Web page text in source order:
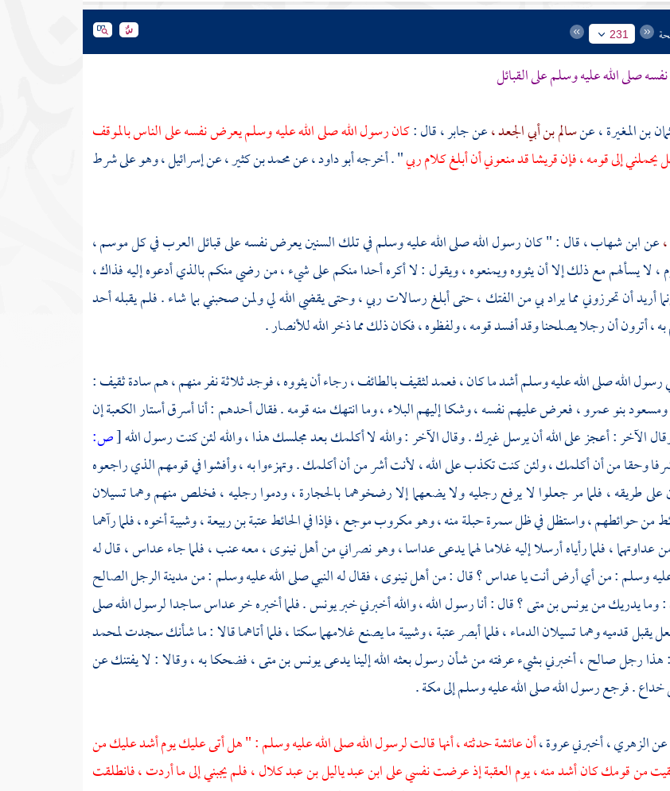
231
صلى الله عليه وسلم على القبائل
بن المغيرة ،عنسالم بن أبي الجعد ،عنجابر ،قال :كان رسول الله صلى الله عليه وسلم يعرض نفسه على الناس بالموقف
إلى قومه ، فإنقريشاقد منعوني أن أبلغ كلام ربي" . أخرجهأبو داود ،عنمحمد بن كثير ،عنإسرائيل ،وهو على شرط
عنابن شهاب ،قال : " كان رسول الله صلى الله عليه وسلم في تلك السنين يعرض نفسه على قبائل العرب في كل موسم ،
يسألهم مع ذلك إلا أن يئووه ويمنعوه ، ويقول : لا أكره أحدا منكم على شيء ، من رضي منكم بالذي أدعوه إليه فذاك ،
أريد أن تحرزوني مما يراد بي من الفتك ، حتى أبلغ رسالات ربي ، وحتى يقضي الله لي ولمن صحبني بما شاء . فلم يقبله أحد
، أترون أن رجلا يصلحنا وقد أفسد قومه ، ولفظوه ، فكان ذلك مما ذخر اللهللأنصار.
رسول الله صلى الله عليه وسلم أشد ما كان ، فعمدلثقيفبالطائف ،رجاء أن يئووه ، فوجد ثلاثة نفر منهم ، هم سادةثقيف:
ومسعود بنو عمرو ،فعرض عليهم نفسه ، وشكا إليهم البلاء ، وما انتهك منه قومه . فقال أحدهم : أنا أسرق أستارالكعبةإن
الآخر : أعجز على الله أن يرسل غيرك . وقال الآخر : والله لا أكلمك بعد مجلسك هذا ، والله لئن كنت رسول الله[ص:
وحقا من أن أكلمك ، ولئن كنت تكذب على الله ، لأنت أشر من أن أكلمك . وتهزءوا به ، وأفشوا في قومهم الذي راجعوه
طريقه ، فلما مر جعلوا لا يرفع رجليه ولا يضعهما إلا رضخوهما بالحجارة ، ودموا رجليه ، فخلص منهم وهما تسيلان
من حوائطهم ، واستظل في ظل سمرة حبلة منه ، وهو مكروب موجع ، فإذا في الحائطعتبة بن ربيعة ،وشيبةأخوه ، فلما رآهما
عداوتهما ، فلما رأياه أرسلا إليه غلاما لهما يدعىعداسا ،وهو نصراني منأهلنينوى ،معه عنب ، فلما جاءعداس ،قال له
وسلم : من أي أرض أنت ياعداس ؟قال : منأهلنينوى ،فقال له النبي صلى الله عليه وسلم : من مدينة الرجل الصالح
: وما يدريك منيونس بن متى ؟قال : أنا رسول الله ، والله أخبرني خبريونس. فلما أخبره خرعداسساجدا لرسول الله صلى
يقبل قدميه وهما تسيلان الدماء ، فلما أبصرعتبة ،وشيبةما يصنع غلامهما سكتا ، فلما أتاهما قالا : ما شأنك سجدتلمحمد
رجل صالح ، أخبرني بشيء عرفته من شأن رسول بعثه الله إلينا يدعىيونس بن متى ،فضحكا به ، وقالا : لا يفتنك عن
. فرجع رسول الله صلى الله عليه وسلم إلىمكة.
عنالزهري ،أخبرنيعروة ،أنعائشةحدثته ، أنها قالت لرسول الله صلى الله عليه وسلم : " هل أتى عليك يوم أشد عليك من
من قومك كان أشد منه ، يوم العقبة إذ عرضت نفسي علىابن عبد ياليل بن عبد كلال ،فلم يجبني إلى ما أردت ، فانطلقت